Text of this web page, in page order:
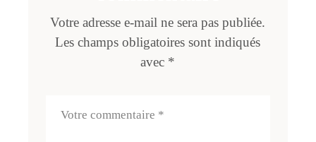
Votre adresse e-mail ne sera pas publiée.
Les champs obligatoires sont indiqués
avec *